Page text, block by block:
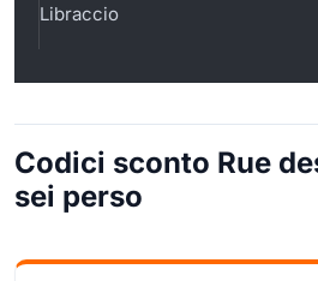
Libraccio
Codici sconto Rue
sei perso